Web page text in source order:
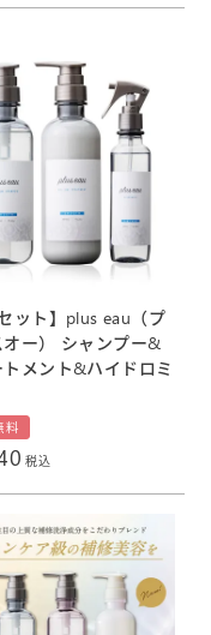
セット】plus eau（プ
オー） シャンプー&
トメント&ハイドロミ
料
税込